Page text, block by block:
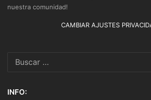
nuestra comunidad!
CAMBIAR AJUSTES
INFO: